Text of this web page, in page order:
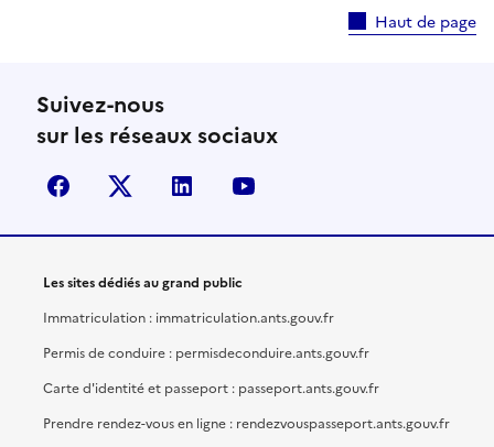
Haut de page
Suivez-nous
sur les réseaux sociaux
facebook X (anciennement Twitter)
linkedin
Les sites dédiés au grand public
Immatriculation : immatriculation.ants.gouv.fr
Permis de conduire : permisdeconduire.ants.gouv.fr
Carte d'identité et passeport : passeport.ants.gouv.fr
Prendre rendez-vous en ligne : rendezvouspasseport.ants.gouv.fr